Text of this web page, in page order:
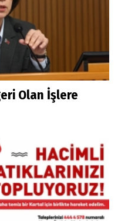
Olan İşlere